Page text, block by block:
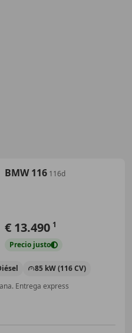
BMW 116 116d
€ 13.490 1
Precio justo
85 kW (116 CV)
Entrega express